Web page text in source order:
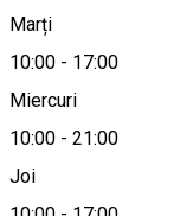
Marți
10:00 - 17:00
Miercuri
10:00 - 21:00
Joi
Hartă